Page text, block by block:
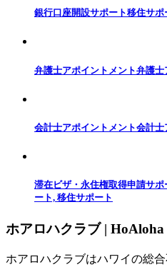
銀行口座開設サポート移住サポ
弁護士アポイントメント弁護士
会計士アポイントメント会計士
滞在ビザ・永住権取得申請サポ
ート, 移住サポート
ホアロハクラブ |
ホアロハクラブはハワイの総